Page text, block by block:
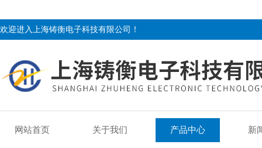
欢迎进入上海铸衡电子科技有限公司！
网站首页 关于我们 产品中心 新